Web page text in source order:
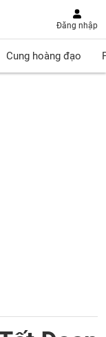
Đăng nhập
Cung hoàng đạo